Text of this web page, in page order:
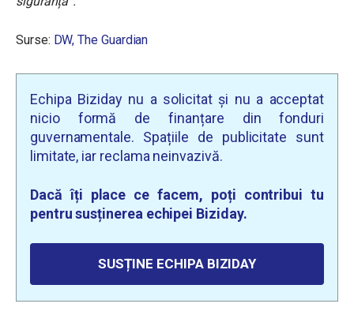
Surse: DW, The Guardian
Echipa Biziday nu a solicitat și nu a acceptat
nicio formă de finanțare din fonduri
guvernamentale. Spațiile de publicitate sunt
limitate, iar reclama neinvazivă.
Dacă îți place ce facem, poți contribui tu
pentru susținerea echipei Biziday.
SUSȚINE ECHIPA BIZIDAY